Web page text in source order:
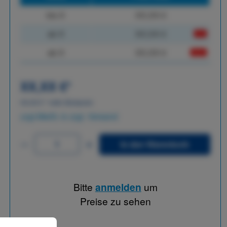
XX,XX €
In den Warenkorb
Bitte anmelden um
Preise zu sehen
Mehr Informationen ...